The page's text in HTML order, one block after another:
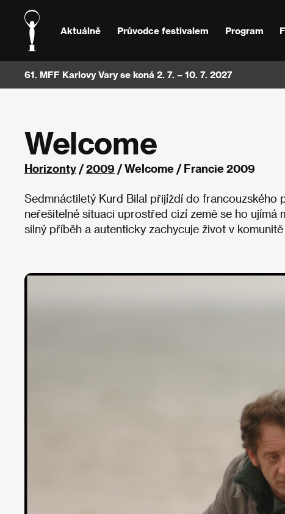
Aktuálně Průvodce festivalem Program
61. MFF Karlovy Vary se koná 2. 7. – 10. 7. 2027
Welcome
Horizonty /2009 / Welcome / Francie 2009
Sedmnáctiletý Kurd Bilal přijíždí do francouzského
neřešitelné situaci uprostřed cizí země se ho
silný příběh a autenticky zachycuje život v